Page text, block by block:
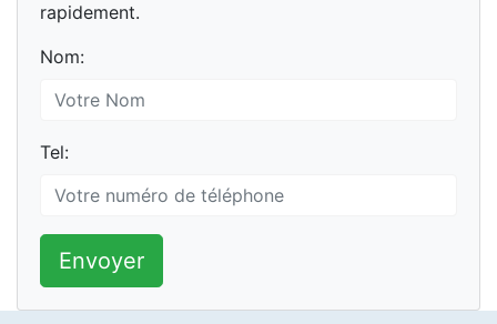
rapidement.
Nom:
Tel:
Envoyer